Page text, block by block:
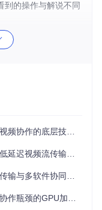
到的操作与解说不同
术原理与实施
作的底层技术方案
传输的专业解决方案
协同工作流的实战指南
的GPU加速解决方案